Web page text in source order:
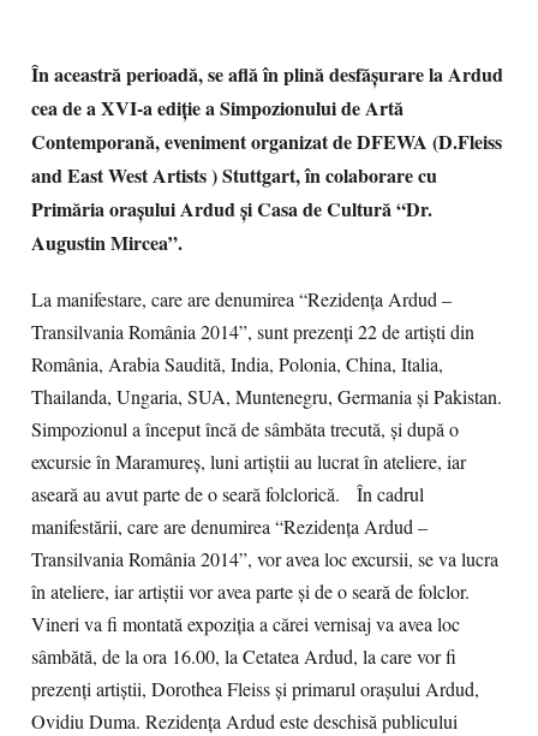
În aceastră perioadă, se află în plină desfăşurare la Ardud
cea de a XVI-a ediţie a Simpozionului de Artă
Contemporană, eveniment organizat de DFEWA (D.Fleiss
and East West Artists ) Stuttgart, în colaborare cu
Primăria oraşului Ardud şi Casa de Cultură “Dr.
Augustin Mircea”.
La manifestare, care are denumirea “Rezidenţa Ardud –
Transilvania România 2014”, sunt prezenţi 22 de artişti din
România, Arabia Saudită, India, Polonia, China, Italia,
Thailanda, Ungaria, SUA, Muntenegru, Germania şi Pakistan.
Simpozionul a început încă de sâmbăta trecută, şi după o
excursie în Maramureş, luni artiştii au lucrat în ateliere, iar
aseară au avut parte de o seară folclorică. În cadrul
manifestării, care are denumirea “Rezidenţa Ardud –
Transilvania România 2014”, vor avea loc excursii, se va lucra
în ateliere, iar artiştii vor avea parte şi de o seară de folclor.
Vineri va fi montată expoziţia a cărei vernisaj va avea loc
sâmbătă, de la ora 16.00, la Cetatea Ardud, la care vor fi
prezenţi artiştii, Dorothea Fleiss şi primarul oraşului Ardud,
Ovidiu Duma. Rezidenţa Ardud este deschisă publicului